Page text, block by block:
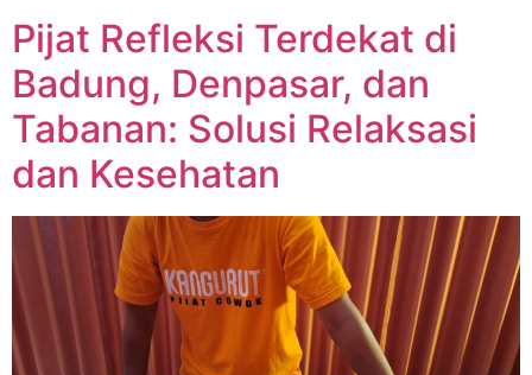
Pijat Refleksi Terdekat di
Badung, Denpasar, dan
Tabanan: Solusi Relaksasi
dan Kesehatan